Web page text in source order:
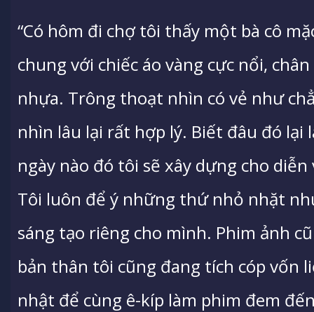
“Có hôm đi chợ tôi thấy một bà cô
chung với chiếc áo vàng cực nổi,
nhựa. Trông thoạt nhìn có vẻ như
nhìn lâu lại rất hợp lý. Biết đâu đó
ngày nào đó tôi sẽ xây dựng cho diễn
Tôi luôn để ý những thứ nhỏ nhặt
sáng tạo riêng cho mình. Phim ảnh
bản thân tôi cũng đang tích cóp vốn
nhật để cùng ê-kíp làm phim đem